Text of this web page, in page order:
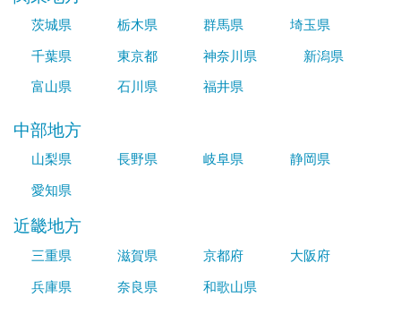
茨城県 栃木県 群馬県
埼玉県
千葉県
東京都 神奈川県
新潟県
富山県
石川県 福井県
中部地方
山梨県 長野県 岐阜県
静岡県
愛知県
近畿地方
三重県 滋賀県 京都府
大阪府
兵庫県
奈良県 和歌山県